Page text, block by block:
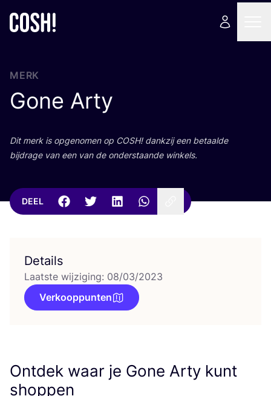
MERK
Gone Arty
Dit merk is opge­no­men op COSH! dank­zij een betaal­de
bij­dra­ge van een van de onder­staan­de winkels.
DEEL
Details
Laatste wijziging: 08/03/2023
Verkooppunten
Ontdek waar je Gone Arty kunt
shoppen